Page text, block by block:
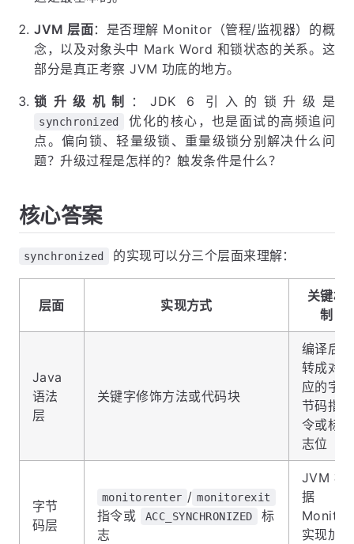
JVM 层面：是否理解 Monitor（管程/监视器）的概
念，以及对象头中 Mark Word 和锁状态的关系。这
部分是真正考察 JVM 功底的地方。
锁升级机制 ：JDK 6 引入的锁升级是
synchronized
优化的核心，也是面试的高频追问
点。偏向锁、轻量级锁、重量级锁分别解决什么问
题？升级过程是怎样的？触发条件是什么？
核心答案
synchronized 的实现可以分三个层面来理解：
层面 实现方式
关键机
制
Java
语法
层
关键字修饰方法或代码块
编译后
转成对
应的字
节码指
令或标
志位
字节
码层
monitorenter / monitorexit
指令或 ACC_SYNCHRONIZED
标
志
JVM 根
据
Monitor
实现加